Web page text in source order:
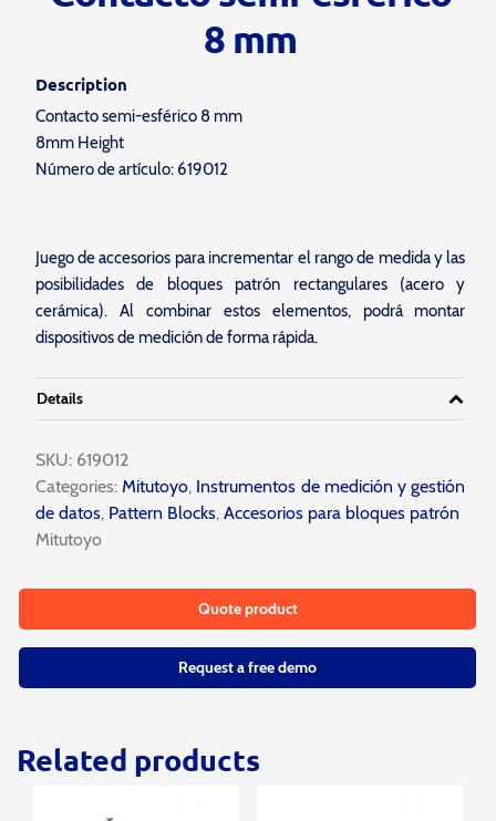
8 mm
Description
Contacto semi-esférico 8 mm
8mm Height
Número de artículo: 619012
Juego de accesorios para incrementar el rango de medida y las
posibilidades de bloques patrón rectangulares (acero y
cerámica). Al combinar estos elementos, podrá montar
dispositivos de medición de forma rápida.
Details
SKU: 619012
Categories:Mitutoyo, Instrumentos de medición y gestión
de datos, Pattern Blocks, Accesorios para bloques patrón
Mitutoyo
Quote product
Request a free demo
Related products